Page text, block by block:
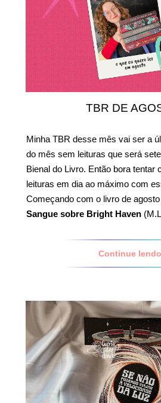
TBR DE
Minha TBR desse mês vai ser a
do mês sem leituras que será
Bienal do Livro. Então bora tentar
leituras em dia ao máximo com
Começando com o livro de
Sangue sobre Bright Haven
Continue